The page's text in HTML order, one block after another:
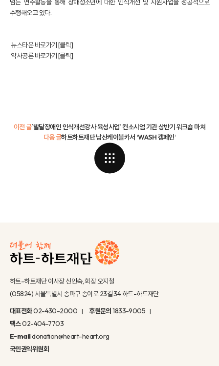
넘는 연주활동을 통해 장애청소년에 대한 인식개선 및 지원사업을 성공적으로
수행해오고 있다.
뉴스타운 바로가기 [클릭]
약사공론 바로가기 [클릭]
이전 글`발달장애인 인식개선강사 육성사업` 컨소시엄 기관 상반기 워크숍 마쳐
하트하트재단 남산케이블카서 ‘WASH 캠페인’
다음 글
하트-하트재단 이사장 신인숙, 회장 오지철
(05824) 서울특별시 송파구 송이로 23길 34 하트-하트재단
대표전화02-430-2000 후원문의1833-9005
팩스02-404-7703
E-maildonation@heart-heart.org
국민권익위원회